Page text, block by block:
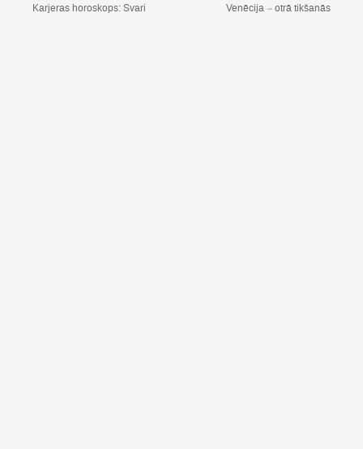
Karjeras horoskops: Svari Venēcija – otrā tikšanās